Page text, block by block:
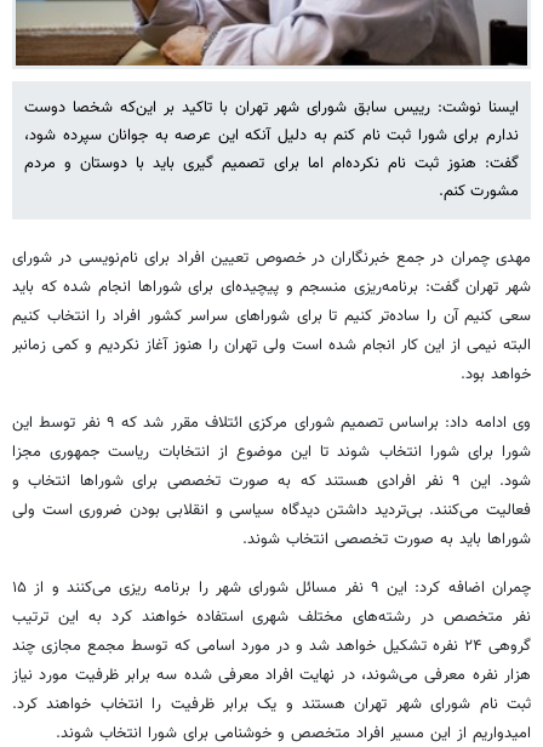
ایسنا نوشت: رییس سابق شورای شهر تهران با تاکید بر این‌که شخصا دوست
ندارم برای شورا ثبت نام کنم به دلیل آنکه این عرصه به جوانان سپرده شود،
گفت: هنوز ثبت نام نکرده‌ام اما برای تصمیم گیری باید با دوستان و مردم
مشورت کنم.
مهدی چمران در جمع خبرنگاران در خصوص تعیین افراد برای نام‌نویسی در شورای
شهر تهران گفت: برنامه‌ریزی منسجم و پیچیده‌ای برای شوراها انجام شده که باید
سعی کنیم آن را ساده‌تر کنیم تا برای شوراهای سراسر کشور افراد را انتخاب کنیم
البته نیمی از این کار انجام شده است ولی تهران را هنوز آغاز نکردیم و کمی زمانبر
خواهد بود.
وی ادامه داد: براساس تصمیم شورای مرکزی ائتلاف مقرر شد که ۹ نفر توسط این
شورا برای شورا انتخاب شوند تا این موضوع از انتخابات ریاست جمهوری مجزا
شود. این ۹ نفر افرادی هستند که به صورت تخصصی برای شوراها انتخاب و
فعالیت می‌کنند. بی‌تردید داشتن دیدگاه سیاسی و انقلابی بودن ضروری است ولی
شوراها باید به صورت تخصصی انتخاب شوند.
چمران اضافه کرد: این ۹ نفر مسائل شورای شهر را برنامه ریزی می‌کنند و از ۱۵
نفر متخصص در رشته‌های مختلف شهری استفاده خواهند کرد به این ترتیب
گروهی ۲۴ نفره تشکیل خواهد شد و در مورد اسامی که توسط مجمع مجازی چند
هزار نفره معرفی می‌شوند، در نهایت افراد معرفی شده سه برابر ظرفیت مورد نیاز
ثبت نام شورای شهر تهران هستند و یک برابر ظرفیت را انتخاب خواهند کرد.
امیدواریم از این مسیر افراد متخصص و خوشنامی برای شورا انتخاب شوند.